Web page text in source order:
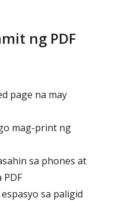
ng PDF
page na may
mag-print ng
sa phones at
sa paligid